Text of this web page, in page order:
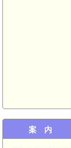
案 内